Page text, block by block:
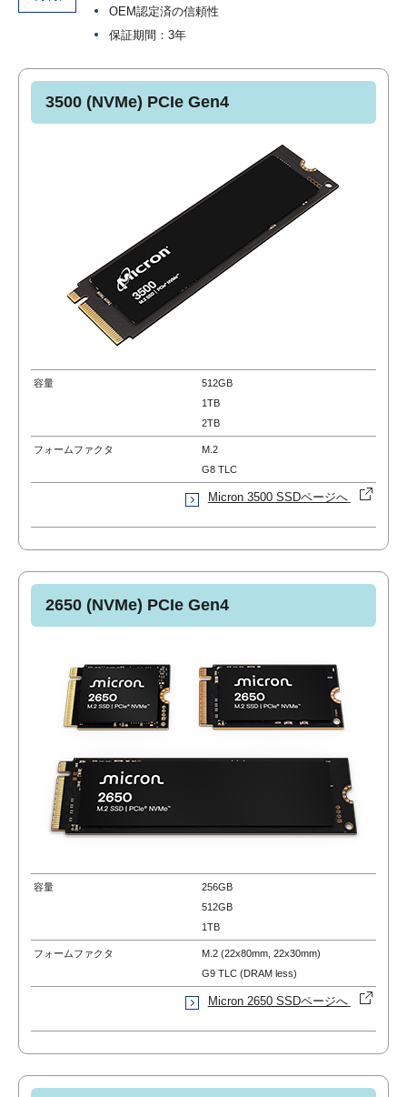
OEM認定済の信頼性
保証期間：3年
3500 (NVMe) PCIe Gen4
容量
512GB
1TB
2TB
フォームファクタ
M.2
G8 TLC
Micron 3500 SSDページへ
2650 (NVMe) PCIe Gen4
容量
256GB
512GB
1TB
フォームファクタ
M.2 (22x80mm, 22x30mm)
G9 TLC (DRAM less)
Micron 2650 SSDページへ